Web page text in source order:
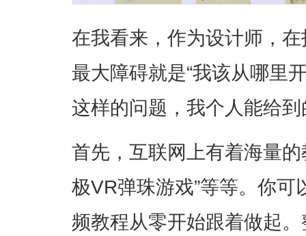
在我看来，作为设计师，
最大障碍就是“我该从哪里
这样的问题，我个人能给
首先，互联网上有着海量
极VR弹珠游戏”等等。你
频教程从零开始跟着做起